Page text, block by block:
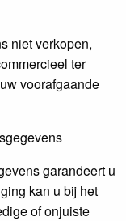
niet verkopen,
ter
voorafgaande
garandeert u
kan u bij het
of onjuiste